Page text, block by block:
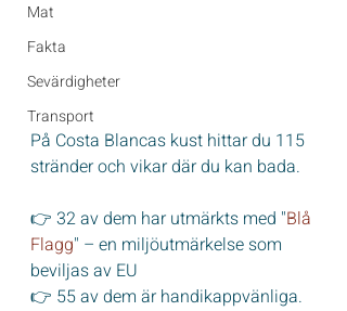
Mat
Fakta
Sevärdigheter
Transport
På Costa Blancas kust hittar du 115
stränder och vikar där du kan bada.
👉 32 av dem har utmärkts med "Blå
Flagg" – en miljöutmärkelse som
beviljas av EU
👉 55 av dem är handikappvänliga.